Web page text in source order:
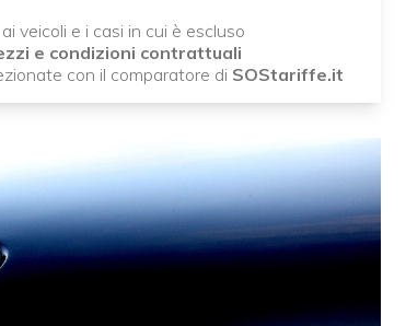
ai veicoli e i casi in cui è escluso
e condizioni contrattuali
con il comparatore di SOStariffe.it